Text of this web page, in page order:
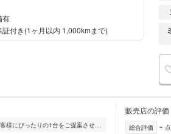
有
証付き(1ヶ月以内 1,000kmまで)
全国的に店舗を展開しており、 豊富な在庫の中からお客様にぴったりの1台をご提案させていただきます。 国産車から輸入車まで幅広く取り扱っており、 登録済未使用車や...
販売店の評価
総合評価 -